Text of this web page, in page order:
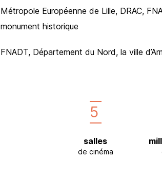
Métropole Européenne de Lille, DRAC,
monument historique
FNADT, Département du Nord, la ville
5
salles
de cinéma